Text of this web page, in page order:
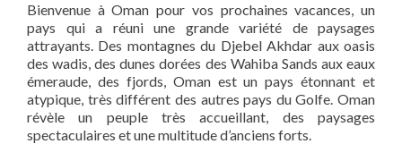
Bienvenue à Oman pour vos prochaines vacances, un
pays qui a réuni une grande variété de paysages
attrayants. Des montagnes du Djebel Akhdar aux oasis
des wadis, des dunes dorées des Wahiba Sands aux eaux
émeraude, des fjords, Oman est un pays étonnant et
atypique, très différent des autres pays du Golfe. Oman
révèle un peuple très accueillant, des paysages
spectaculaires et une multitude d’anciens forts.